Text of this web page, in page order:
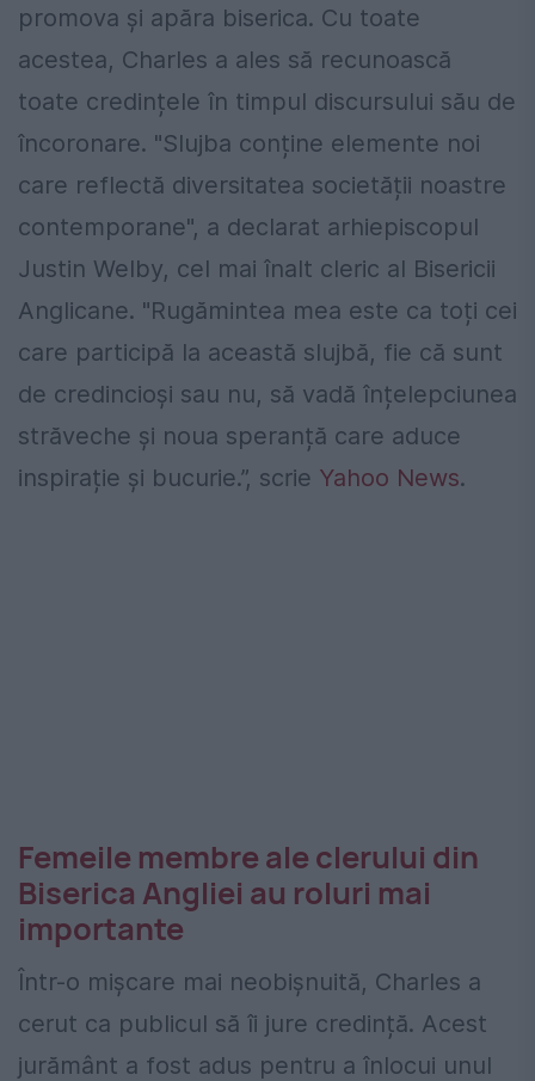
promova și apăra biserica. Cu toate
acestea, Charles a ales să recunoască
toate credințele în timpul discursului său de
încoronare. "Slujba conține elemente noi
care reflectă diversitatea societății noastre
contemporane", a declarat arhiepiscopul
Justin Welby, cel mai înalt cleric al Bisericii
Anglicane. "Rugămintea mea este ca toți cei
care participă la această slujbă, fie că sunt
de credincioși sau nu, să vadă înțelepciunea
străveche și noua speranță care aduce
inspirație și bucurie.”, scrie Yahoo News.
Femeile membre ale clerului din
Biserica Angliei au roluri mai
importante
Într-o mișcare mai neobișnuită, Charles a
cerut ca publicul să îi jure credință. Acest
jurământ a fost adus pentru a înlocui unul